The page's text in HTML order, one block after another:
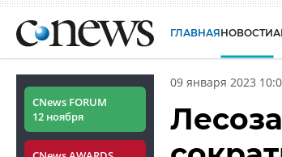
ГЛАВНАЯНОВОСТИ
CNews FORUM
12 ноября
09 января 2023